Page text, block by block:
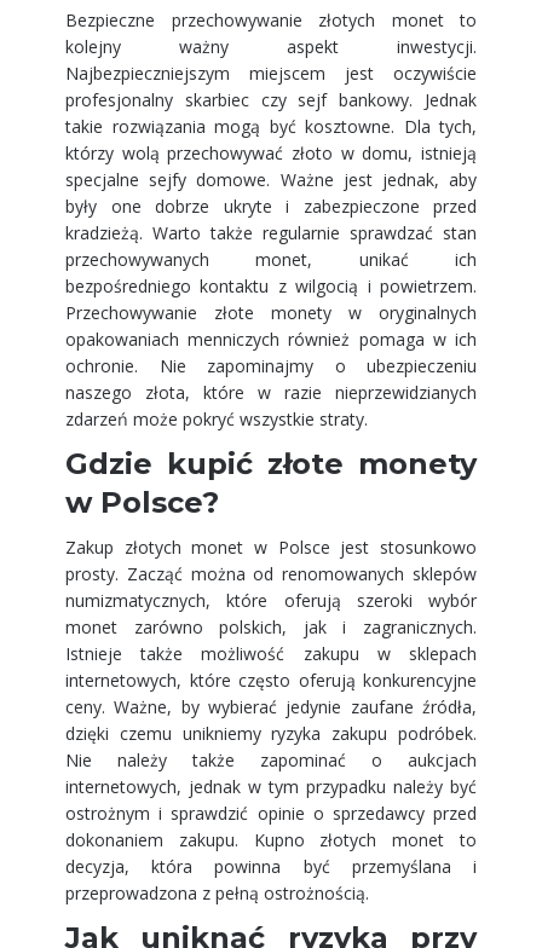
Bezpieczne przechowywanie złotych monet to
kolejny ważny aspekt inwestycji.
Najbezpieczniejszym miejscem jest oczywiście
profesjonalny skarbiec czy sejf bankowy. Jednak
takie rozwiązania mogą być kosztowne. Dla tych,
którzy wolą przechowywać złoto w domu, istnieją
specjalne sejfy domowe. Ważne jest jednak, aby
były one dobrze ukryte i zabezpieczone przed
kradzieżą. Warto także regularnie sprawdzać stan
przechowywanych monet, unikać ich
bezpośredniego kontaktu z wilgocią i powietrzem.
Przechowywanie złote monety w oryginalnych
opakowaniach menniczych również pomaga w ich
ochronie. Nie zapominajmy o ubezpieczeniu
naszego złota, które w razie nieprzewidzianych
zdarzeń może pokryć wszystkie straty.
Gdzie kupić złote monety
w Polsce?
Zakup złotych monet w Polsce jest stosunkowo
prosty. Zacząć można od renomowanych sklepów
numizmatycznych, które oferują szeroki wybór
monet zarówno polskich, jak i zagranicznych.
Istnieje także możliwość zakupu w sklepach
internetowych, które często oferują konkurencyjne
ceny. Ważne, by wybierać jedynie zaufane źródła,
dzięki czemu unikniemy ryzyka zakupu podróbek.
Nie należy także zapominać o aukcjach
internetowych, jednak w tym przypadku należy być
ostrożnym i sprawdzić opinie o sprzedawcy przed
dokonaniem zakupu. Kupno złotych monet to
decyzja, która powinna być przemyślana i
przeprowadzona z pełną ostrożnością.
Jak uniknąć ryzyka przy